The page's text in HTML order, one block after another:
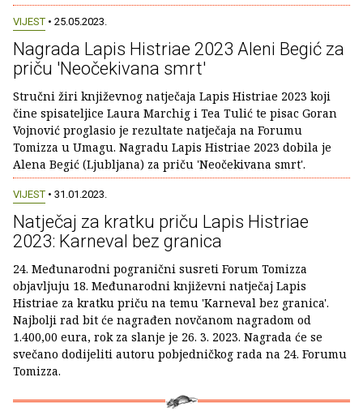
VIJEST • 25.05.2023.
Nagrada Lapis Histriae 2023 Aleni Begić za
priču 'Neočekivana smrt'
Stručni žiri književnog natječaja Lapis Histriae 2023 koji
čine spisateljice Laura Marchig i Tea Tulić te pisac Goran
Vojnović proglasio je rezultate natječaja na Forumu
Tomizza u Umagu. Nagradu Lapis Histriae 2023 dobila je
Alena Begić (Ljubljana) za priču 'Neočekivana smrt'.
VIJEST • 31.01.2023.
Natječaj za kratku priču Lapis Histriae
2023: Karneval bez granica
24. Međunarodni pogranični susreti Forum Tomizza
objavljuju 18. Međunarodni književni natječaj Lapis
Histriae za kratku priču na temu 'Karneval bez granica'.
Najbolji rad bit će nagrađen novčanom nagradom od
1.400,00 eura, rok za slanje je 26. 3. 2023. Nagrada će se
svečano dodijeliti autoru pobjedničkog rada na 24. Forumu
Tomizza.